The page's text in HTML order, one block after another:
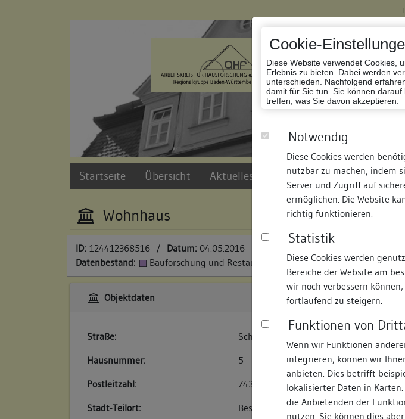
Cookie-
Diese Website verwendet Cookies,
Erlebnis zu bieten. Dabei werden
unterschieden. Nachfolgend
damit für Sie tun. Sie können
treffen, was Sie davon akzeptieren.
Notwendig
Diese Cookies werden
nutzbar zu machen, indem
Server und Zugriff auf
ermöglichen. Die Website
richtig funktionieren.
Statistik
Diese Cookies werden
Bereiche der Website am
wir noch verbessern
fortlaufend zu steigern.
Funktionen von
Wenn wir Funktionen
integrieren, können wir
anbieten. Dies betrifft
lokalisierter Daten in
die Anbietenden der
nutzen. Sie können dies
Startseite Übersicht Aktuelles und Termine Suche
Wohnhaus
ID: 124412368516 / Datum: 04.05.2016
Datenbestand:
Bauforschung und Restaurierung
Objektdaten
Straße:
Schlossgasse
Hausnummer:
5
Postleitzahl:
74354
Stadt-Teilort:
Besigheim